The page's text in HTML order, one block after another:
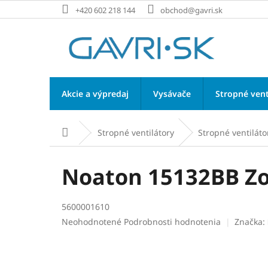
na
+420 602 218 144 obchod@gavri.sk
Akcie a výpredaj Vysávače Stropné
DomovStropné ventilátory Stropné
Noaton 15132BB
5600001610
Priemerné
Neohodnotené Podrobnosti hodnotenia Značka: